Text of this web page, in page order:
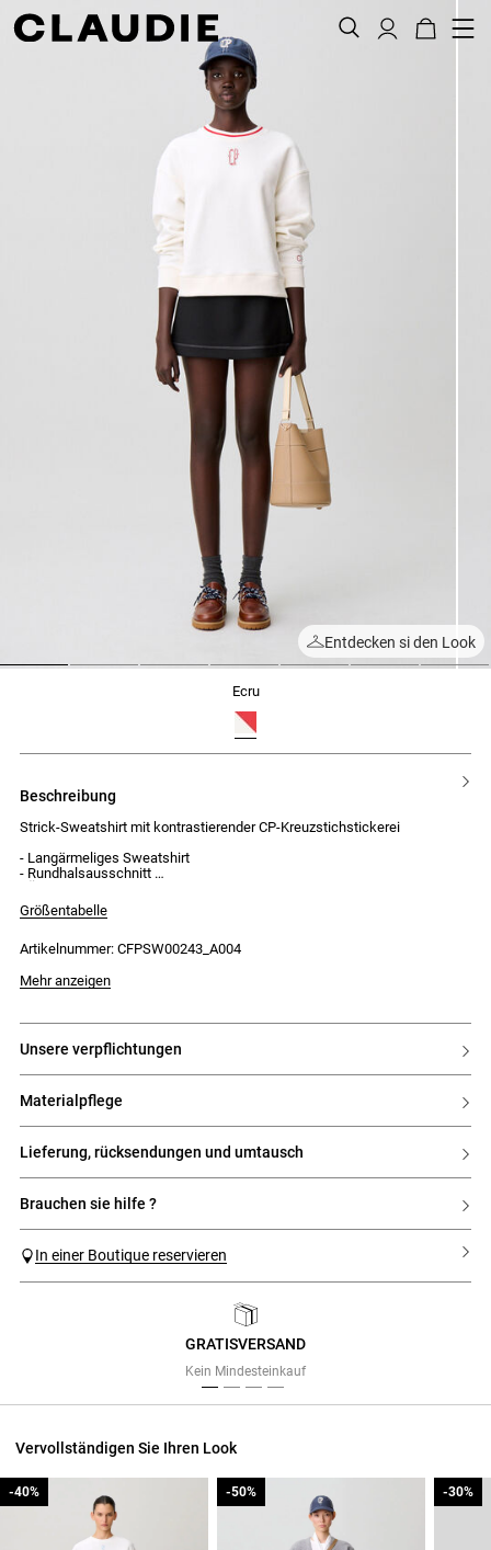
Entdecken si den Look
ecru
beschreibung
Strick-Sweatshirt mit kontrastierender CP-Kreuzstichstickerei
- Langärmeliges Sweatshirt
- Rundhalsausschnitt
- Kontrastierende CP-Kreuzstichstickerei
- Kontrastpaspel am Halsausschnitt
Größentabelle
Artikelnummer: CFPSW00243_A004
Mehr anzeigen
unsere verpflichtungen
materialpflege
lieferung, rücksendungen und umtausch
brauchen sie hilfe ?
In einer Boutique reservieren
GRATISVERSAND
Kein Mindesteinkauf
Vervollständigen Sie Ihren Look
-40%
-40% -50%
-50% -30%
-30%